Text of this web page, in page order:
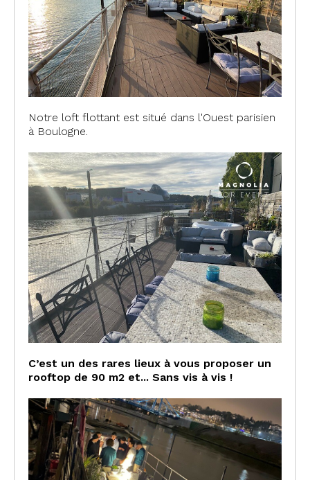
Notre loft flottant est situé dans l'Ouest parisien
à Boulogne.
C’est un des rares lieux à vous proposer un
rooftop de 90 m2 et... Sans vis à vis !